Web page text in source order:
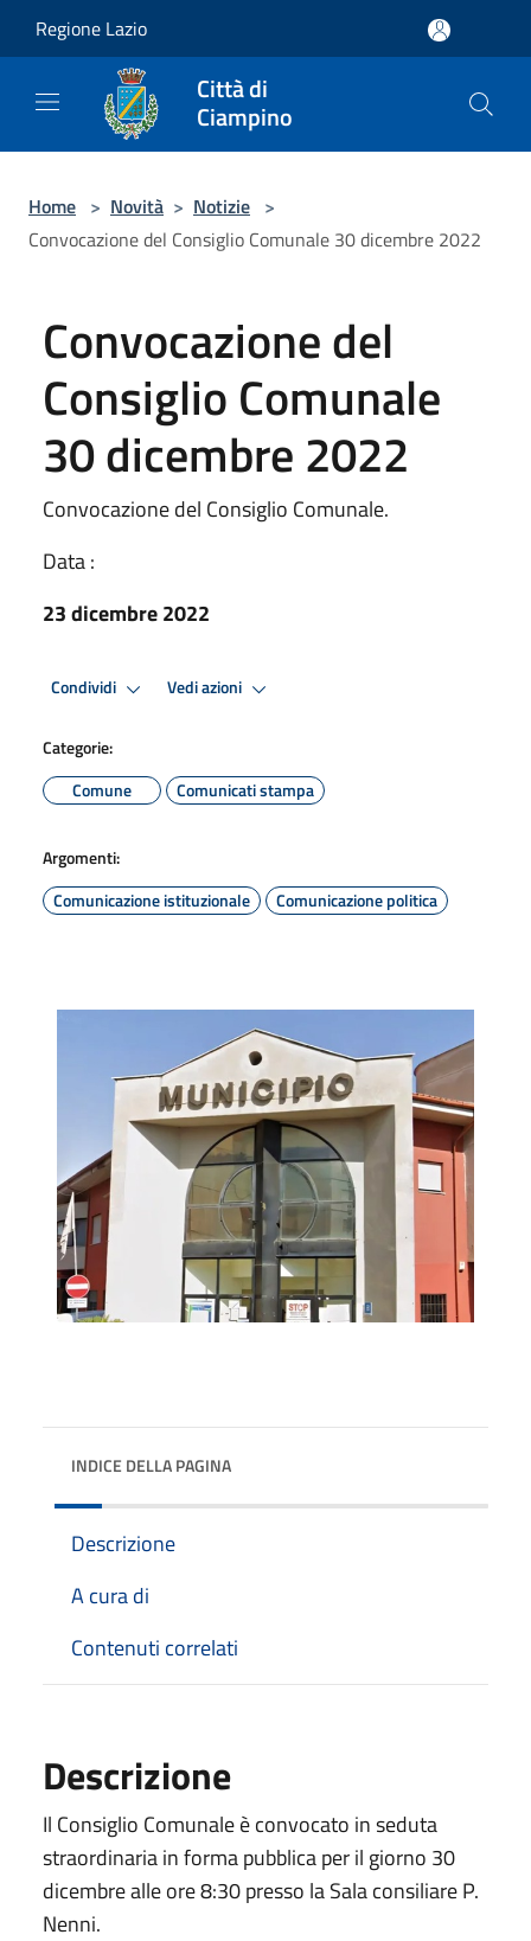
Regione Lazio
Città di
Ciampino
Home > Novità > Notizie >
Convocazione del Consiglio Comunale 30 dicembre 2022
Convocazione del
Consiglio Comunale
30 dicembre 2022
Convocazione del Consiglio Comunale.
Data :
23 dicembre 2022
Condividi Vedi azioni
Categorie:
Comune
Comunicati stampa
Argomenti:
Comunicazione istituzionale
Comunicazione politica
INDICE DELLA PAGINA
Descrizione
A cura di
Contenuti correlati
Descrizione
Il Consiglio Comunale è convocato in seduta
straordinaria in forma pubblica per il giorno 30
dicembre alle ore 8:30 presso la Sala consiliare P.
Nenni.